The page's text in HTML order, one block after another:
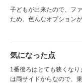
子どもが出来たので、フ
ため、色んなオプション
す。子どもを後部座席に
がらいつも乗っていまし
ます。運転席と助手席も
3列目は使用していなかっ
気になった点
1番後ろはとても狭くな
は両サイドからなので、